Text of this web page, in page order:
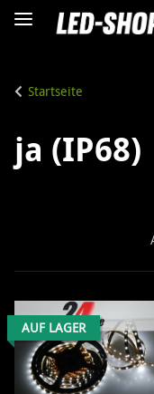
Startseite
ja (IP68)
AUF LAGER